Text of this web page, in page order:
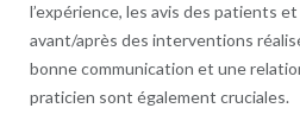
l’expérience, les avis des patients
avant/après des interventions
bonne communication et une
praticien sont également cruciales.